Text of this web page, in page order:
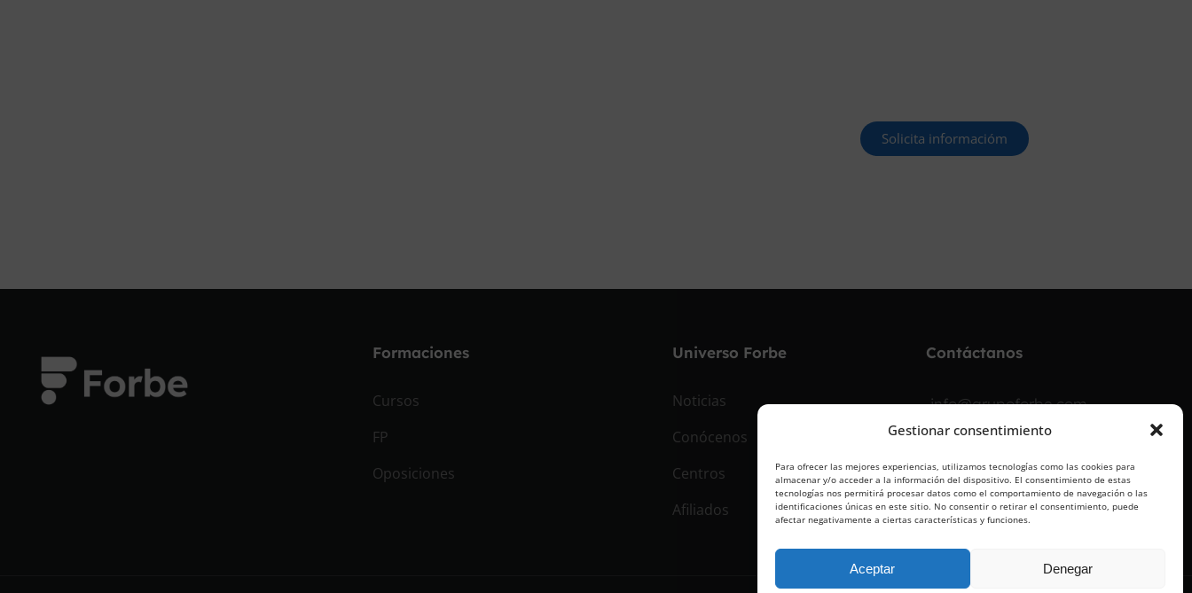
Gestionar consentimiento
Para ofrecer las mejores experiencias, utilizamos tecnologías como las cookies para
almacenar y/o acceder a la información del dispositivo. El consentimiento de estas
tecnologías nos permitirá procesar datos como el comportamiento de navegación o las
identificaciones únicas en este sitio. No consentir o retirar el consentimiento, puede
afectar negativamente a ciertas características y funciones.
Aceptar Denegar
Solicita informacióm
Formaciones
Cursos
FP
Oposiciones
Universo Forbe
Noticias
Conócenos
Centros
Afiliados
Contáctanos
info@grupoforbe.com